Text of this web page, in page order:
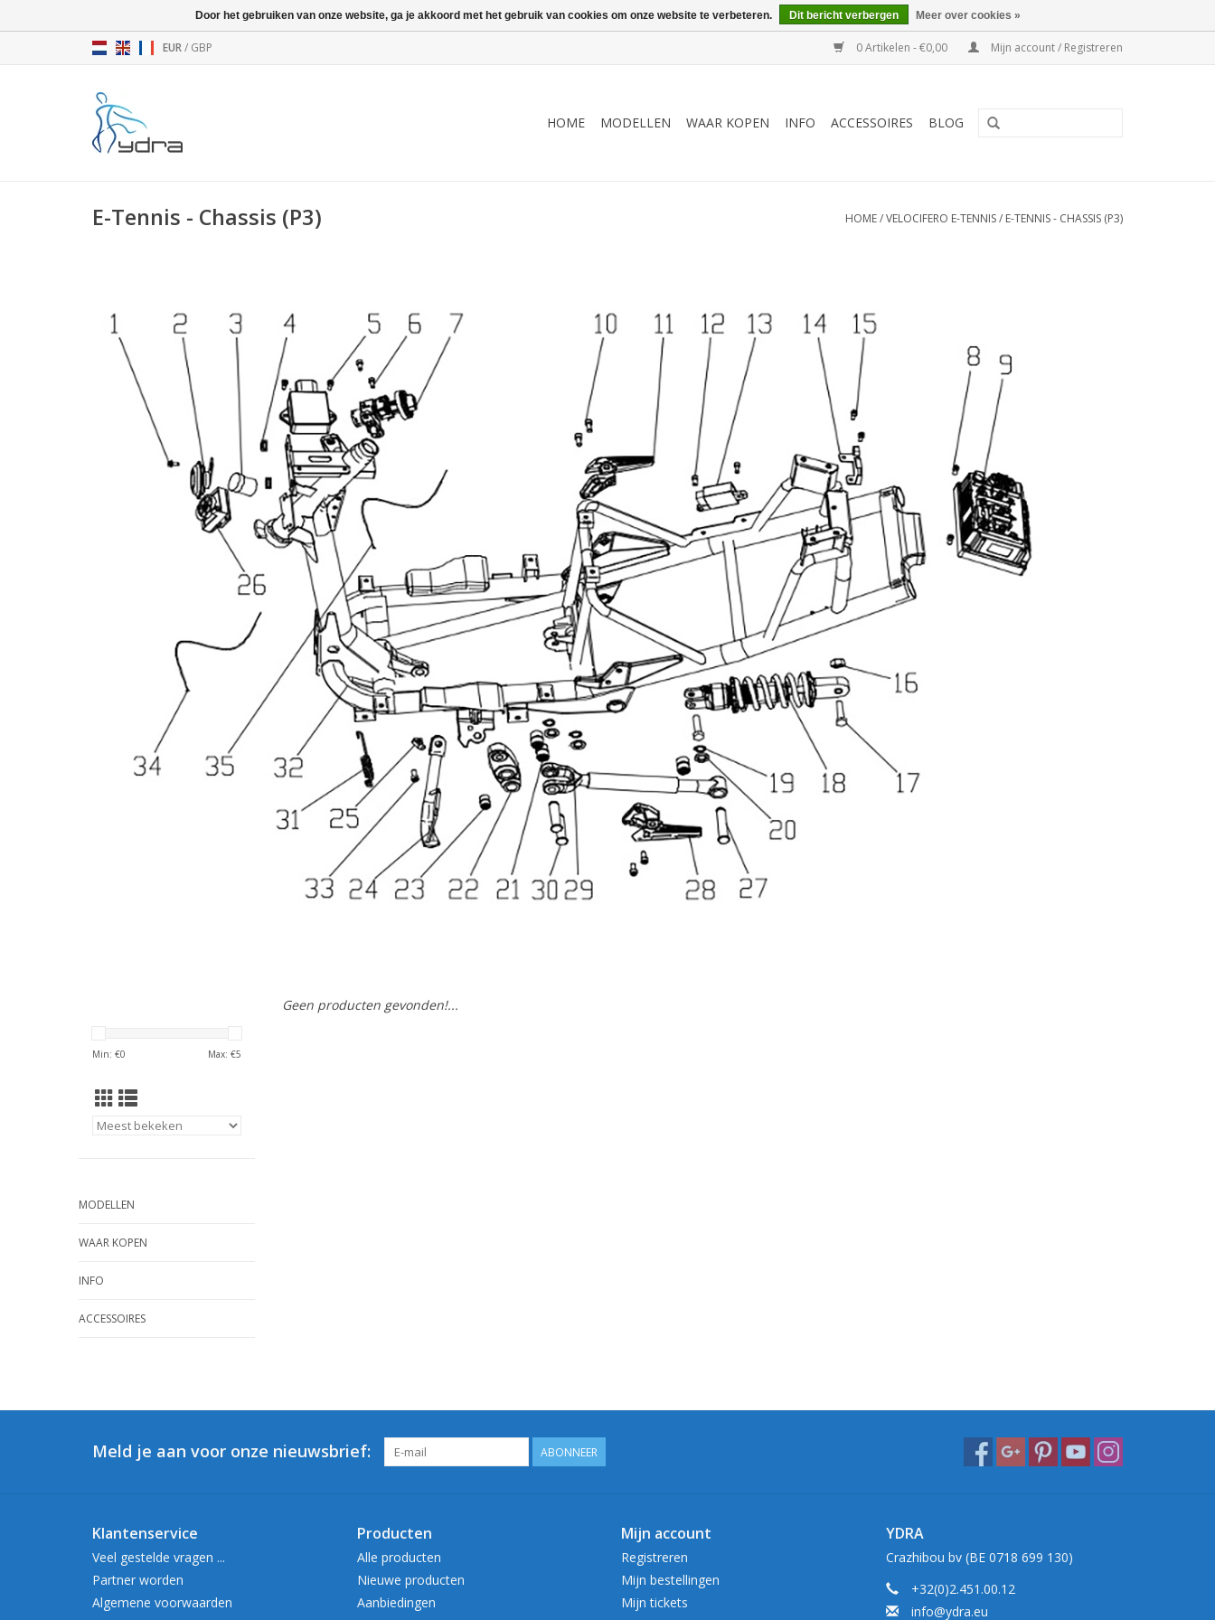
EUR/ GBP 0 Artikelen - €0,00 Mijn account / Registreren
HOME MODELLEN WAAR KOPEN INFO ACCESSOIRES BLOG
E-Tennis - Chassis (P3) HOME/VELOCIFERO E-TENNIS/ E-TENNIS - CHASSIS (P3)
Min: €0 Max: €5
MODELLEN
WAAR KOPEN
INFO
ACCESSOIRES
Geen producten gevonden!...
Meld je aan voor onze nieuwsbrief: ABONNEER
Klantenservice
Veel gestelde vragen ...
Partner worden
Algemene voorwaarden
Producten
Alle producten
Nieuwe producten
Aanbiedingen
Mijn account
Registreren
Mijn bestellingen
Mijn tickets
YDRA
Crazhibou bv (BE 0718 699 130)
+32(0)2.451.00.12
info@ydra.eu
Door het gebruiken van onze website, ga je akkoord met het gebruik van cookies om onze website te verbeteren. Dit bericht verbergen Meer over cookies »